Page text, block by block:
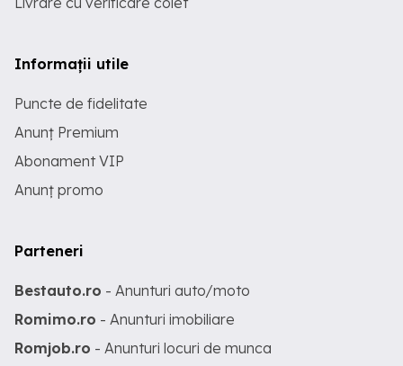
Informații utile
Puncte de fidelitate
Anunț Premium
Abonament VIP
Anunț promo
Parteneri
Bestauto.ro - Anunturi auto/moto
Romimo.ro - Anunturi imobiliare
Romjob.ro - Anunturi locuri de munca